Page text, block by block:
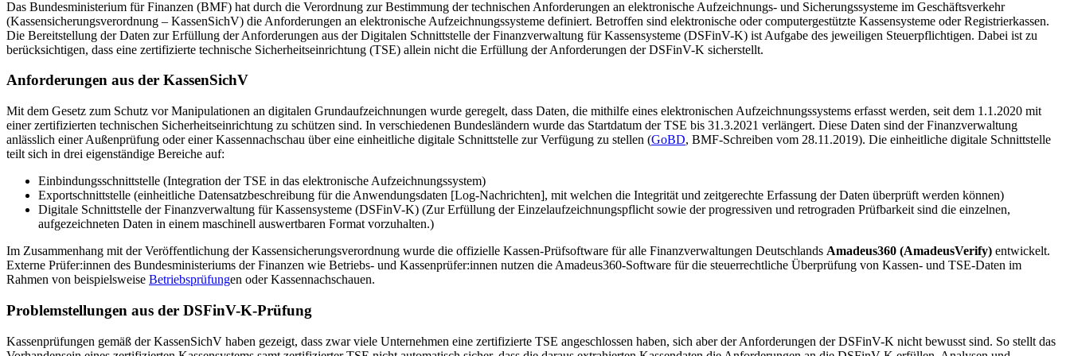
Das Bundesministerium für Finanzen (BMF) hat durch die Verordnung zur Bestimmung der technischen Anforderungen an elektronische Aufzeichnungs- und Sicherungssysteme im Geschäftsverkehr
(Kassensicherungsverordnung – KassenSichV) die Anforderungen an elektronische Aufzeichnungssysteme definiert. Betroffen sind elektronische oder computergestützte Kassensysteme oder Registrierkassen.
Die Bereitstellung der Daten zur Erfüllung der Anforderungen aus der Digitalen Schnittstelle der Finanzverwaltung für Kassensysteme (DSFinV-K) ist Aufgabe des jeweiligen Steuerpflichtigen. Dabei ist zu
berücksichtigen, dass eine zertifizierte technische Sicherheitseinrichtung (TSE) allein nicht die Erfüllung der Anforderungen der DSFinV-K sicherstellt.
Anforderungen aus der KassenSichV
Mit dem Gesetz zum Schutz vor Manipulationen an digitalen Grundaufzeichnungen wurde geregelt, dass Daten, die mithilfe eines elektronischen Aufzeichnungssystems erfasst werden, seit dem 1.1.2020 mit
einer zertifizierten technischen Sicherheitseinrichtung zu schützen sind. In verschiedenen Bundesländern wurde das Startdatum der TSE bis 31.3.2021 verlängert. Diese Daten sind der Finanzverwaltung
anlässlich einer Außenprüfung oder einer Kassennachschau über eine einheitliche digitale Schnittstelle zur Verfügung zu stellen (GoBD, BMF-Schreiben vom 28.11.2019). Die einheitliche digitale Schnittstelle
teilt sich in drei eigenständige Bereiche auf:
Einbindungsschnittstelle (Integration der TSE in das elektronische Aufzeichnungssystem)
Exportschnittstelle (einheitliche Datensatzbeschreibung für die Anwendungsdaten [Log-Nachrichten], mit welchen die Integrität und zeitgerechte Erfassung der Daten überprüft werden können)
Digitale Schnittstelle der Finanzverwaltung für Kassensysteme (DSFinV-K) (Zur Erfüllung der Einzelaufzeichnungspflicht sowie der progressiven und retrograden Prüfbarkeit sind die einzelnen,
aufgezeichneten Daten in einem maschinell auswertbaren Format vorzuhalten.)
Im Zusammenhang mit der Veröffentlichung der Kassensicherungsverordnung wurde die offizielle Kassen-Prüfsoftware für alle Finanzverwaltungen Deutschlands Amadeus360 (AmadeusVerify) entwickelt.
Externe Prüfer:innen des Bundesministeriums der Finanzen wie Betriebs- und Kassenprüfer:innen nutzen die Amadeus360-Software für die steuerrechtliche Überprüfung von Kassen- und TSE-Daten im
Rahmen von beispielsweise Betriebsprüfungen oder Kassennachschauen.
Problemstellungen aus der DSFinV-K-Prüfung
Kassenprüfungen gemäß der KassenSichV haben gezeigt, dass zwar viele Unternehmen eine zertifizierte TSE angeschlossen haben, sich aber der Anforderungen der DSFinV-K nicht bewusst sind. So stellt das